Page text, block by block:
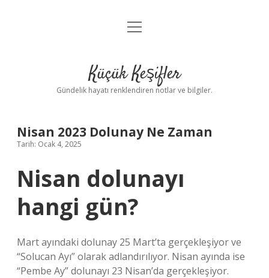
Anasayfa
Yasal Uyarı
menüyü
Küçük Keşifler
Gündelik hayatı renklendiren notlar ve bilgiler.
Nisan 2023 Dolunay Ne Zaman
Tarih: Ocak 4, 2025
Nisan dolunayı
hangi gün?
Mart ayındaki dolunay 25 Mart’ta gerçekleşiyor ve
“Solucan Ayı” olarak adlandırılıyor. Nisan ayında ise
“Pembe Ay” dolunayı 23 Nisan’da gerçekleşiyor.